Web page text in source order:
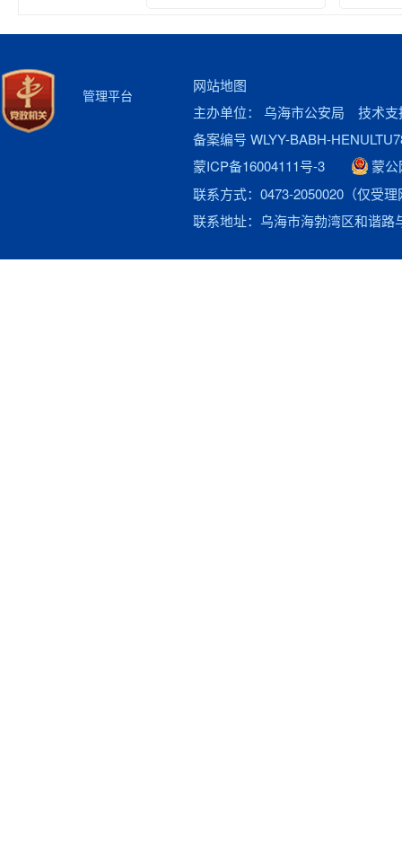
管理平台
网站地图
主办单位： 乌海市公安局 技术支
备案编号 WLYY-BABH-
蒙ICP备16004111号-3
蒙公
联系方式：0473-2050020（仅受
联系地址：乌海市海勃湾区和谐